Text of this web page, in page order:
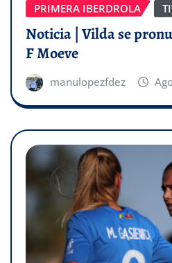
PRIMERA IBERDROLA
Noticia | Vilda se
F Moeve
manulopezfdez